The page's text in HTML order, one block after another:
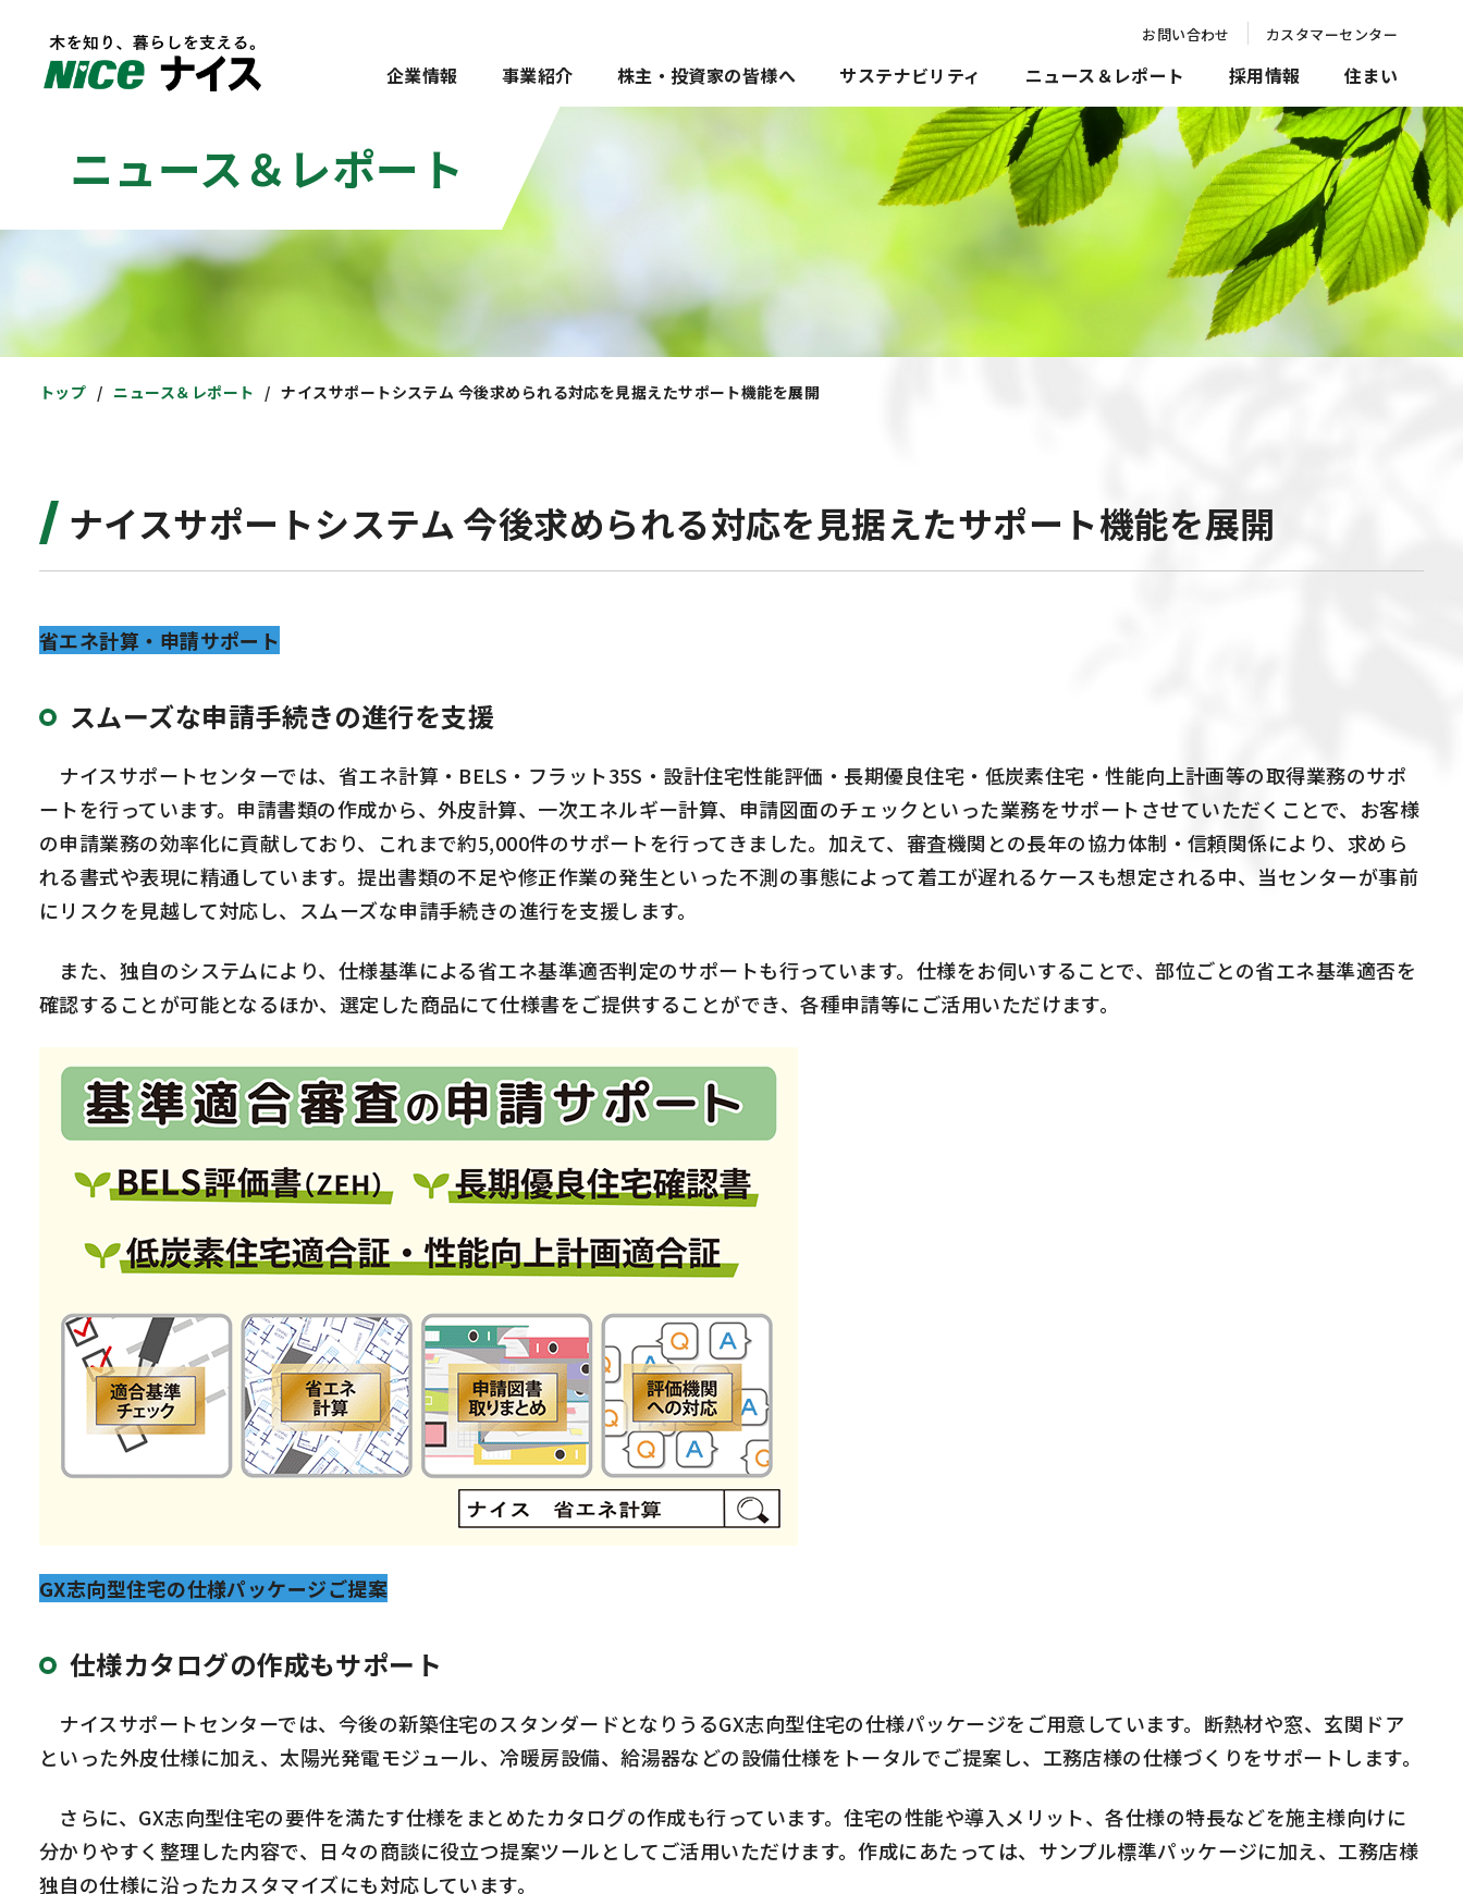
お問い合わせ カスタマーセンター
企業情報 事業紹介 株主・投資家の皆様へ サステナビリティ ニュース＆レポート 採用情報 住まい
ニュース＆レポート
トップ ニュース＆レポート ナイスサポートシステム 今後求められる対応を見据えたサポート機能を展開
ナイスサポートシステム 今後求められる対応を見据えたサポート機能を展開
省エネ計算・申請サポート
スムーズな申請手続きの進行を支援
ナイスサポートセンターでは、省エネ計算・BELS・フラット35S・設計住宅性能評価・長期優良住宅・低炭素住宅・性能向上計画等の取得業務のサポ
ートを行っています。申請書類の作成から、外皮計算、一次エネルギー計算、申請図面のチェックといった業務をサポートさせていただくことで、お客様
の申請業務の効率化に貢献しており、これまで約5,000件のサポートを行ってきました。加えて、審査機関との長年の協力体制・信頼関係により、求めら
れる書式や表現に精通しています。提出書類の不足や修正作業の発生といった不測の事態によって着工が遅れるケースも想定される中、当センターが事前
にリスクを見越して対応し、スムーズな申請手続きの進行を支援します。
また、独自のシステムにより、仕様基準による省エネ基準適否判定のサポートも行っています。仕様をお伺いすることで、部位ごとの省エネ基準適否を
確認することが可能となるほか、選定した商品にて仕様書をご提供することができ、各種申請等にご活用いただけます。
GX志向型住宅の仕様パッケージご提案
仕様カタログの作成もサポート
ナイスサポートセンターでは、今後の新築住宅のスタンダードとなりうるGX志向型住宅の仕様パッケージをご用意しています。断熱材や窓、玄関ドア
といった外皮仕様に加え、太陽光発電モジュール、冷暖房設備、給湯器などの設備仕様をトータルでご提案し、工務店様の仕様づくりをサポートします。
さらに、GX志向型住宅の要件を満たす仕様をまとめたカタログの作成も行っています。住宅の性能や導入メリット、各仕様の特長などを施主様向けに
分かりやすく整理した内容で、日々の商談に役立つ提案ツールとしてご活用いただけます。作成にあたっては、サンプル標準パッケージに加え、工務店様
独自の仕様に沿ったカスタマイズにも対応しています。